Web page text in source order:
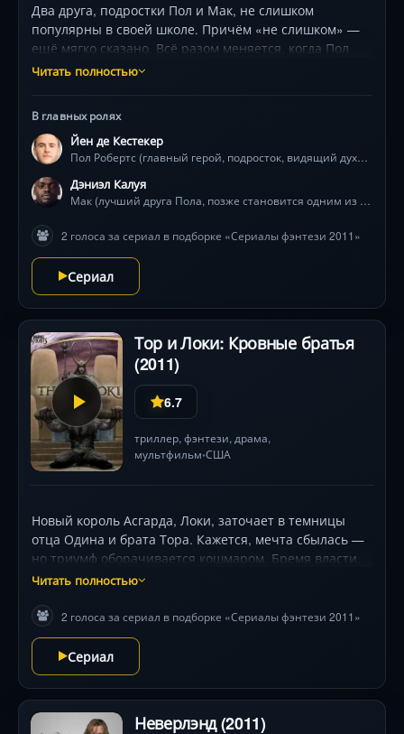
Два друга, подростки Пол и Мак, не слишком
популярны в своей школе. Причём «не слишком» —
ещё мягко сказано. Всё разом меняется, когда Пол
начинает видеть духов умерших, запертых в нашем
как-то приставить его к делу. Тем временем, Полюс и
его «подручные жмурики» пытаются воплотиться,
прорваться в мир живых и устроить апокалипсис…
Читать полностью
В главных ролях
Йен де Кестекер
Пол Робертс (главный герой, подросток, видящий духов)
Дэниэл Калуя
Мак (лучший друга Пола, позже становится одним из Ангелиан)
2 голоса за сериал в подборке «Сериалы фэнтези 2011»
Сериал
Тор и Локи: Кровные братья
(2011)
6.7
триллер, фэнтези, драма,
мультфильм•США
Новый король Асгарда, Локи, заточает в темницы
отца Одина и брата Тора. Кажется, мечта сбылась —
но триумф оборачивается кошмаром. Бремя власти,
предательство союзников и пророчество о
сомневаться. Стоит ли убивать единственного, кто
видел в нём брата? В душераздирающем
противостоянии Дэвид Блэр (Локи) и Дэниел Торн
(Тор) оживляют шедевр Роберта Роди. Гибридная
анимация: живописные рисунки Эсада Рибича,
усиленные 3D-слоями, создают атмосферу древней
трагедии . Финал держит в напряжении: пойдёт ли
Читать полностью
2 голоса за сериал в подборке «Сериалы фэнтези 2011»
Сериал
Неверлэнд (2011)